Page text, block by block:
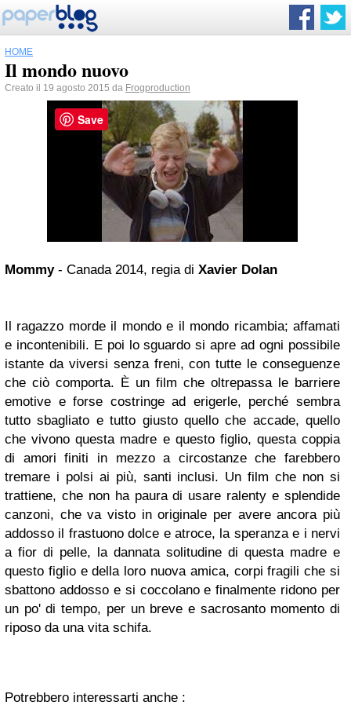
HOME
Il mondo nuovo
Creato il 19 agosto 2015 da Frogproduction
Mommy- Canada 2014, regia di Xavier Dolan
Il ragazzo morde il mondo e il mondo ricambia; affamati
e incontenibili. E poi lo sguardo si apre ad ogni possibile
istante da viversi senza freni, con tutte le conseguenze
che ciò comporta. È un film che oltrepassa le barriere
emotive e forse costringe ad erigerle, perché sembra
tutto sbagliato e tutto giusto quello che accade, quello
che vivono questa madre e questo figlio, questa coppia
di amori finiti in mezzo a circostanze che farebbero
tremare i polsi ai più, santi inclusi. Un film che non si
trattiene, che non ha paura di usare ralenty e splendide
canzoni, che va visto in originale per avere ancora più
addosso il frastuono dolce e atroce, la speranza e i nervi
a fior di pelle, la dannata solitudine di questa madre e
questo figlio e della loro nuova amica, corpi fragili che si
sbattono addosso e si coccolano e finalmente ridono per
un po' di tempo, per un breve e sacrosanto momento di
riposo da una vita schifa.
Potrebbero interessarti anche :
Save